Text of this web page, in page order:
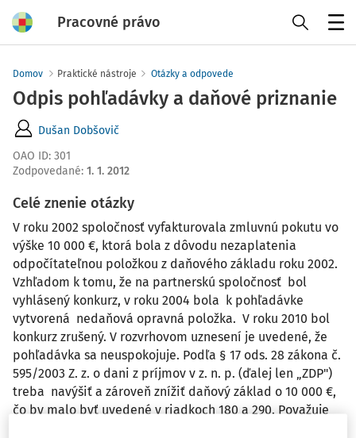
Pracovné právo
Domov Praktické nástroje Otázky a odpovede
Odpis pohľadávky a daňové priznanie
Dušan Dobšovič
OAO ID: 301
Zodpovedané: 1. 1. 2012
Celé znenie otázky
V roku 2002 spoločnosť vyfakturovala zmluvnú pokutu vo
výške 10 000 €, ktorá bola z dôvodu nezaplatenia
odpočítateľnou položkou z daňového základu roku 2002.
Vzhľadom k tomu, že na partnerskú spoločnosť bol
vyhlásený konkurz, v roku 2004 bola k pohľadávke
vytvorená nedaňová opravná položka. V roku 2010 bol
konkurz zrušený. V rozvrhovom uznesení je uvedené, že
pohľadávka sa neuspokojuje. Podľa § 17 ods. 28 zákona č.
595/2003 Z. z. o dani z príjmov v z. n. p. (ďalej len „ZDP")
treba navýšiť a zároveň znížiť daňový základ o 10 000 €,
čo by malo byť uvedené v riadkoch 180 a 290. Považuje